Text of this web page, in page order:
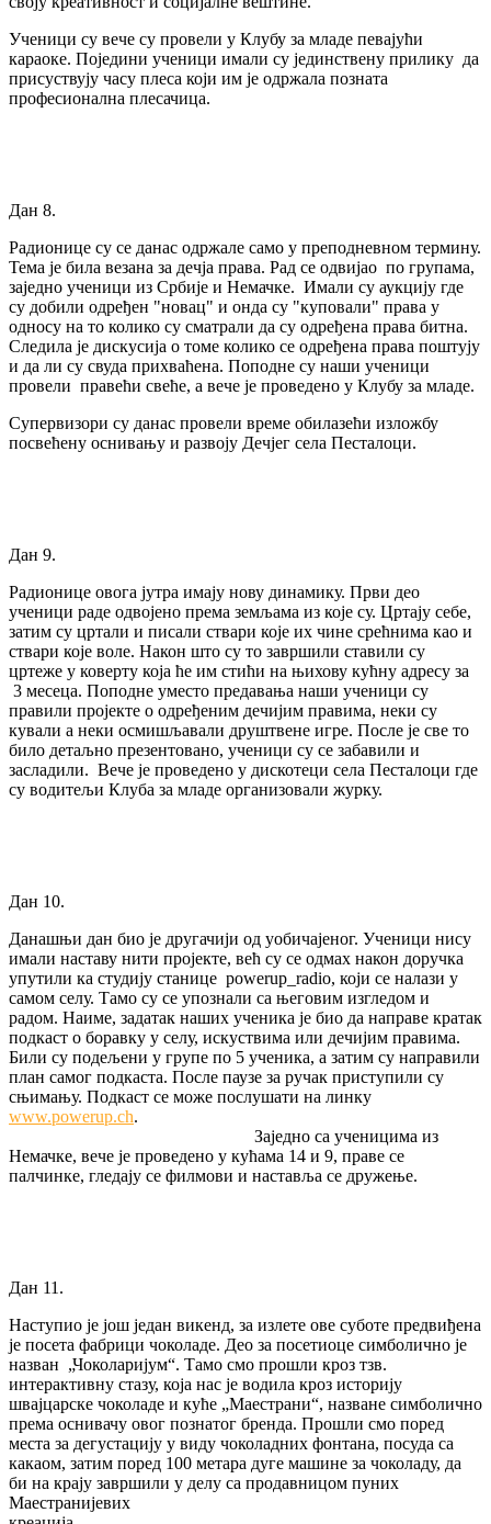
Ученици су вече су провели у Клубу за младе певајући
караоке. Поједини ученици имали су јединствену прилику да
присуствују часу плеса који им је одржала позната
професионална плесачица.
Дан 8.
Радионице су се данас одржале само у преподневном термину.
Тема је била везана за дечја права. Рад се одвијао по групама,
заједно ученици из Србије и Немачке. Имали су аукцију где
су добили одређен "новац" и онда су "куповали" права у
односу на то колико су сматрали да су одређена права битна.
Следила је дискусија о томе колико се одређена права поштују
и да ли су свуда прихваћена. Поподне су наши ученици
провели правећи свеће, а вече је проведено у Клубу за младе.
Супервизори су данас провели време обилазећи изложбу
посвећену оснивању и развоју Дечјег села Песталоци.
Дан 9.
Радионице овога јутра имају нову динамику. Први део
ученици раде одвојено према земљама из које су. Цртају себе,
затим су цртали и писали ствари које их чине срећнима као и
ствари које воле. Након што су то завршили ставили су
цртеже у коверту која ће им стићи на њихову кућну адресу за
3 месеца. Поподне уместо предавања наши ученици су
правили пројекте о одређеним дечијим правима, неки су
кували а неки осмишљавали друштвене игре. После је све то
било детаљно презентовано, ученици су се забавили и
засладили. Вече је проведено у дискотеци села Песталоци где
су водитељи Клуба за младе организовали журку.
Дан 10.
Данашњи дан био је другачији од уобичајеног. Ученици нису
имали наставу нити пројекте, већ су се одмах након доручка
упутили ка студиjу станице powerup_radio, који се налази у
самом селу. Тамо су се упознали са његовим изгледом и
радом. Наиме, задатак наших ученика је био да направе кратак
подкаст о боравку у селу, искуствима или дечијим правима.
Били су подељени у групе по 5 ученика, а затим су направили
план самог подкаста. После паузе за ручак приступили су
сњимању. Подкаст се може послушати на линку
www.powerup.ch.
Заједно са ученицима из
Немачке, вече је проведено у кућама 14 и 9, праве се
палчинке, гледају се филмови и наставља се дружење.
Дан 11.
Наступио је још један викенд, за излете ове суботе предвиђена
је посета фабрици чоколаде. Део за посетиоце симболично је
назван „Чоколаријум“. Тамо смо прошли кроз тзв.
интерактивну стазу, која нас је водила кроз историју
швајцарске чоколаде и куће „Маестрани“, назване симболично
према оснивачу овог познатог бренда. Прошли смо поред
места за дегустацију у виду чоколадних фонтана, посуда са
какаом, затим поред 100 метара дуге машине за чоколаду, да
би на крају завршили у делу са продавницом пуних
Маестранијевих